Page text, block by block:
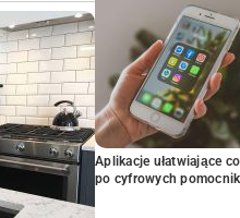
Aplikacje ułatwiające
po cyfrowych